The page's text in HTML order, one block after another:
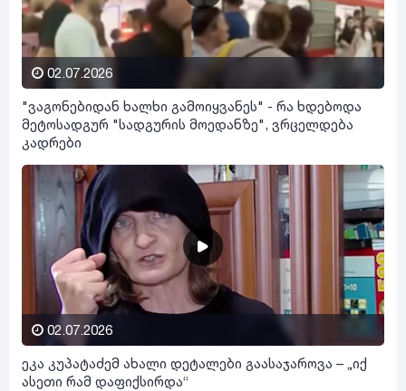
02.07.2026
"ვაგონებიდან ხალხი გამოიყვანეს" - რა ხდებოდა
მეტოსადგურ "სადგურის მოედანზე", ვრცელდება
კადრები
02.07.2026
ეკა კუპატაძემ ახალი დეტალები გაასაჯაროვა – „იქ
ასეთი რამ დაფიქსირდა“